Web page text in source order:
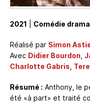
2021 Comédie
Réalisé par Simon
Avec Didier Bourdon,
Charlotte Gabris,
Résumé : Anthony, le
été «à part» et traité